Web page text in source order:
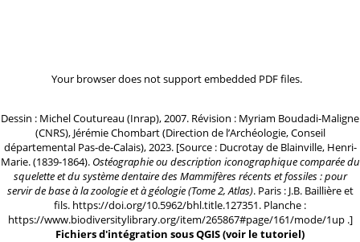
Your browser does not support embedded PDF files.
Dessin : Michel Coutureau (Inrap), 2007. Révision : Myriam Boudadi-Maligne
(CNRS), Jérémie Chombart (Direction de l’Archéologie, Conseil
départemental Pas-de-Calais), 2023. [Source : Ducrotay de Blainville, Henri-
Marie. (1839-1864). Ostéographie ou description iconographique comparée du
squelette et du système dentaire des Mammifères récents et fossiles : pour
servir de base à la zoologie et à géologie (Tome 2, Atlas). Paris : J.B. Baillière et
fils. https://doi.org/10.5962/bhl.title.127351. Planche :
https://www.biodiversitylibrary.org/item/265867#page/161/mode/1up .]
Fichiers d'intégration sous QGIS(voir le tutoriel)